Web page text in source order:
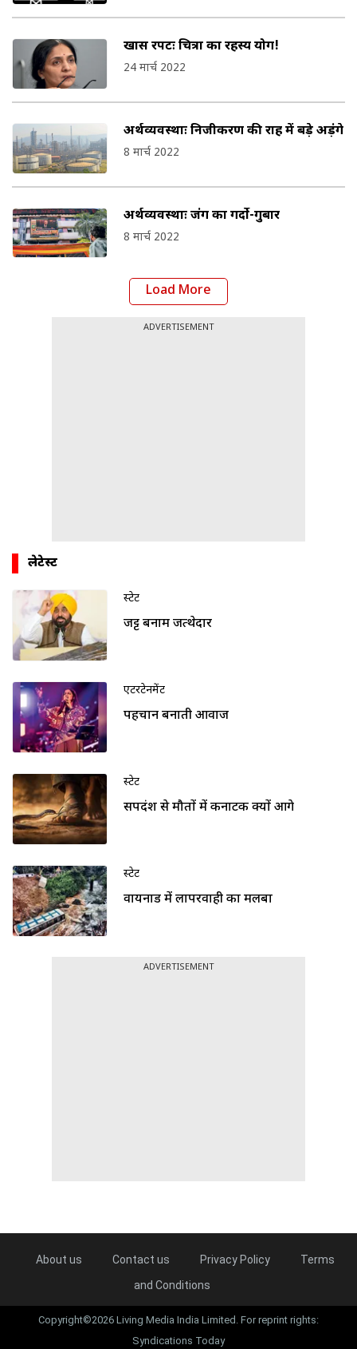
खास रपटः चित्रा का रहस्य योग!
24 मार्च 2022
अर्थव्यवस्थाः निजीकरण की राह में बड़े अड़ंगे
8 मार्च 2022
अर्थव्यवस्थाः जंग का गर्दो-गुबार
8 मार्च 2022
Load More
ADVERTISEMENT
लेटेस्ट
स्टेट
जट्ट बनाम जत्थेदार
एंटरटेनमेंट
पहचान बनाती आवाज
स्टेट
सर्पदंश से मौतों में कर्नाटक क्यों आगे
स्टेट
वायनाड में लापरवाही का मलबा
ADVERTISEMENT
About us Contact us Privacy Policy
Terms
and Conditions
Copyright©2026 Living Media India Limited. For reprint rights:
Syndications Today